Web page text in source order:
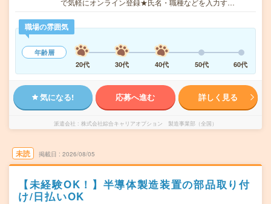
で気軽にオンライン登録★氏名・職種などを入力す…
職場の雰囲気
年齢層
20代
30代 40代 50代 60代
気になる! 応募へ進む 詳しく見る
派遣会社 株式会社綜合キャリアオプション 製造事業部（全国）
未読 掲載日 2026/08/05
【未経験OK！】半導体製造装置の部品取り付
け/日払いOK